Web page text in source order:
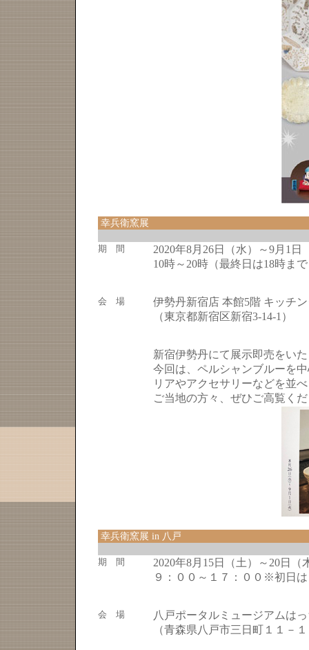
幸兵衛窯展
期 間
2020年8月26日（水）～9月1日
10時～20時（最終日は18時ま
会 場
伊勢丹新宿店 本館5階 キッチ
（東京都新宿区新宿3-14-1）
新宿伊勢丹にて展示即売をい
今回は、ペルシャンブルーを
リアやアクセサリーなどを並
ご当地の方々、ぜひご高覧く
幸兵衛窯展 in 八戸
期 間
2020年8月15日（土）～20日（
９：００～１７：００※初日
会 場
八戸ポータルミュージアムは
（青森県八戸市三日町１１－